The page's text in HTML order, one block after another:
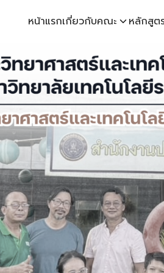
หน้าแรกเกี่ยวกับคณะ หลักสูต